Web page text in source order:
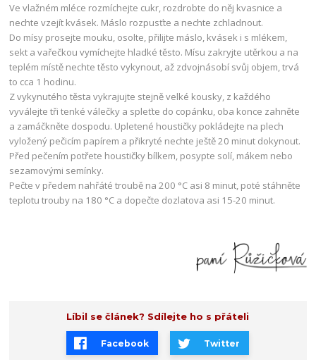
Ve vlažném mléce rozmíchejte cukr, rozdrobte do něj kvasnice a
nechte vzejít kvásek. Máslo rozpusťte a nechte zchladnout.
Do mísy prosejte mouku, osolte, přilijte máslo, kvásek i s mlékem,
sekt a vařečkou vymíchejte hladké těsto. Mísu zakryjte utěrkou a na
teplém místě nechte těsto vykynout, až zdvojnásobí svůj objem, trvá
to cca 1 hodinu.
Z vykynutého těsta vykrajujte stejně velké kousky, z každého
vyválejte tři tenké válečky a spleťte do copánku, oba konce zahněte
a zamáčkněte dospodu. Upletené houstičky pokládejte na plech
vyložený pečicím papírem a přikryté nechte ještě 20 minut dokynout.
Před pečením potřete houstičky bílkem, posypte solí, mákem nebo
sezamovými semínky.
Pečte v předem nahřáté troubě na 200 °C asi 8 minut, poté stáhněte
teplotu trouby na 180 °C a dopečte dozlatova asi 15-20 minut.
Líbil se článek? Sdílejte ho s přáteli
Facebook Twitter